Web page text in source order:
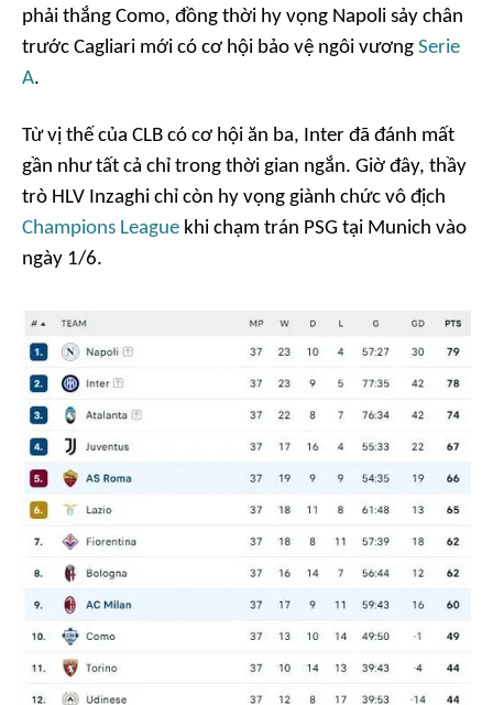
phải thắng Como, đồng thời hy vọng Napoli sảy chân
trước Cagliari mới có cơ hội bảo vệ ngôi vương Serie
A.
Từ vị thế của CLB có cơ hội ăn ba, Inter đã đánh mất
gần như tất cả chỉ trong thời gian ngắn. Giờ đây, thầy
trò HLV Inzaghi chỉ còn hy vọng giành chức vô địch
Champions League khi chạm trán PSG tại Munich vào
ngày 1/6.